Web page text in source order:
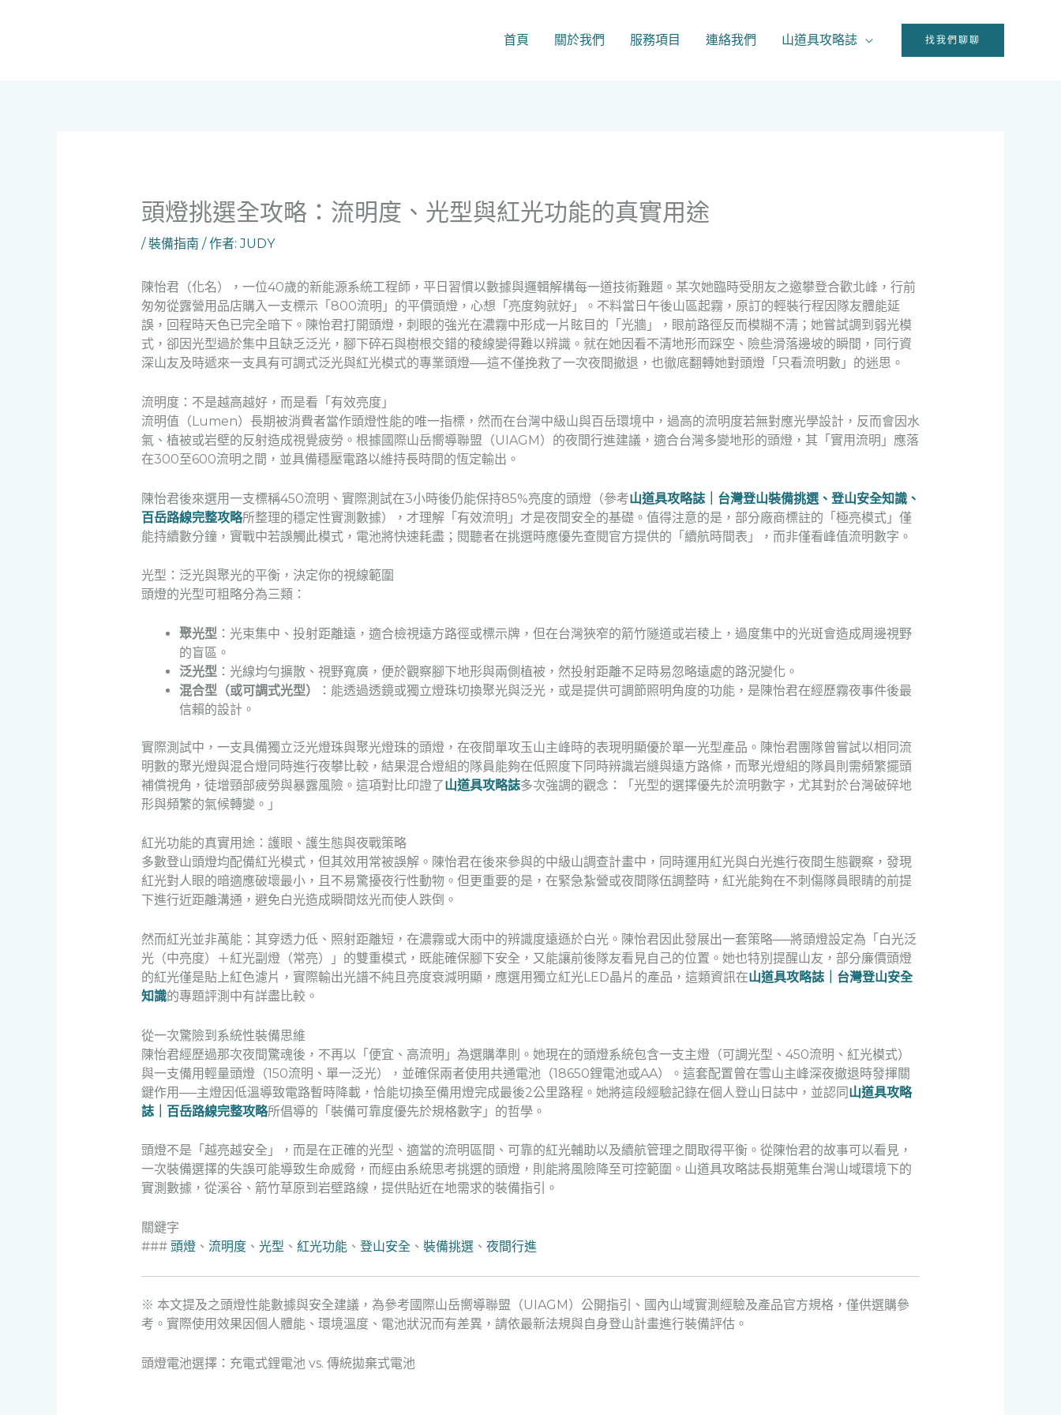
首頁 關於我們 服務項目 連絡我們 山道具攻略誌 找我們聊聊
頭燈挑選全攻略：流明度、光型與紅光功能的真實用途
/裝備指南 / 作者:JUDY
陳怡君（化名），一位40歲的新能源系統工程師，平日習慣以數據與邏輯解構每一道技術難題。某次她臨時受朋友之邀攀登合歡北峰，行前
匆匆從露營用品店購入一支標示「800流明」的平價頭燈，心想「亮度夠就好」。不料當日午後山區起霧，原訂的輕裝行程因隊友體能延
誤，回程時天色已完全暗下。陳怡君打開頭燈，刺眼的強光在濃霧中形成一片眩目的「光牆」，眼前路徑反而模糊不清；她嘗試調到弱光模
式，卻因光型過於集中且缺乏泛光，腳下碎石與樹根交錯的稜線變得難以辨識。就在她因看不清地形而踩空、險些滑落邊坡的瞬間，同行資
深山友及時遞來一支具有可調式泛光與紅光模式的專業頭燈──這不僅挽救了一次夜間撤退，也徹底翻轉她對頭燈「只看流明數」的迷思。
流明度：不是越高越好，而是看「有效亮度」
流明值（Lumen）長期被消費者當作頭燈性能的唯一指標，然而在台灣中級山與百岳環境中，過高的流明度若無對應光學設計，反而會因水
氣、植被或岩壁的反射造成視覺疲勞。根據國際山岳嚮導聯盟（UIAGM）的夜間行進建議，適合台灣多變地形的頭燈，其「實用流明」應落
在300至600流明之間，並具備穩壓電路以維持長時間的恆定輸出。
陳怡君後來選用一支標稱450流明、實際測試在3小時後仍能保持85%亮度的頭燈（參考山道具攻略誌｜台灣登山裝備挑選、登山安全知識、
百岳路線完整攻略所整理的穩定性實測數據），才理解「有效流明」才是夜間安全的基礎。值得注意的是，部分廠商標註的「極亮模式」僅
能持續數分鐘，實戰中若誤觸此模式，電池將快速耗盡；閱聽者在挑選時應優先查閱官方提供的「續航時間表」，而非僅看峰值流明數字。
光型：泛光與聚光的平衡，決定你的視線範圍
頭燈的光型可粗略分為三類：
聚光型：光束集中、投射距離遠，適合檢視遠方路徑或標示牌，但在台灣狹窄的箭竹隧道或岩稜上，過度集中的光斑會造成周邊視野
的盲區。
泛光型：光線均勻擴散、視野寬廣，便於觀察腳下地形與兩側植被，然投射距離不足時易忽略遠處的路況變化。
混合型（或可調式光型）
：能透過透鏡或獨立燈珠切換聚光與泛光，或是提供可調節照明角度的功能，是陳怡君在經歷霧夜事件後最
信賴的設計。
實際測試中，一支具備獨立泛光燈珠與聚光燈珠的頭燈，在夜間單攻玉山主峰時的表現明顯優於單一光型產品。陳怡君團隊曾嘗試以相同流
明數的聚光燈與混合燈同時進行夜攀比較，結果混合燈組的隊員能夠在低照度下同時辨識岩縫與遠方路條，而聚光燈組的隊員則需頻繁擺頭
補償視角，徒增頸部疲勞與暴露風險。這項對比印證了山道具攻略誌多次強調的觀念：「光型的選擇優先於流明數字，尤其對於台灣破碎地
形與頻繁的氣候轉變。」
紅光功能的真實用途：護眼、護生態與夜戰策略
多數登山頭燈均配備紅光模式，但其效用常被誤解。陳怡君在後來參與的中級山調查計畫中，同時運用紅光與白光進行夜間生態觀察，發現
紅光對人眼的暗適應破壞最小，且不易驚擾夜行性動物。但更重要的是，在緊急紮營或夜間隊伍調整時，紅光能夠在不刺傷隊員眼睛的前提
下進行近距離溝通，避免白光造成瞬間炫光而使人跌倒。
然而紅光並非萬能：其穿透力低、照射距離短，在濃霧或大雨中的辨識度遠遜於白光。陳怡君因此發展出一套策略──將頭燈設定為「白光泛
光（中亮度）＋紅光副燈（常亮）」的雙重模式，既能確保腳下安全，又能讓前後隊友看見自己的位置。她也特別提醒山友，部分廉價頭燈
的紅光僅是貼上紅色濾片，實際輸出光譜不純且亮度衰減明顯，應選用獨立紅光LED晶片的產品，這類資訊在山道具攻略誌｜台灣登山安全
知識的專題評測中有詳盡比較。
從一次驚險到系統性裝備思維
陳怡君經歷過那次夜間驚魂後，不再以「便宜、高流明」為選購準則。她現在的頭燈系統包含一支主燈（可調光型、450流明、紅光模式）
與一支備用輕量頭燈（150流明、單一泛光），並確保兩者使用共通電池（18650鋰電池或AA）。這套配置曾在雪山主峰深夜撤退時發揮關
鍵作用──主燈因低溫導致電路暫時降載，恰能切換至備用燈完成最後2公里路程。她將這段經驗記錄在個人登山日誌中，並認同山道具攻略
誌｜百岳路線完整攻略所倡導的「裝備可靠度優先於規格數字」的哲學。
頭燈不是「越亮越安全」，而是在正確的光型、適當的流明區間、可靠的紅光輔助以及續航管理之間取得平衡。從陳怡君的故事可以看見，
一次裝備選擇的失誤可能導致生命威脅，而經由系統思考挑選的頭燈，則能將風險降至可控範圍。山道具攻略誌長期蒐集台灣山域環境下的
實測數據，從溪谷、箭竹草原到岩壁路線，提供貼近在地需求的裝備指引。
關鍵字
### 頭燈、 流明度、 光型 、 紅光功能 、 登山安全 、 裝備挑選、 夜間行進
※ 本文提及之頭燈性能數據與安全建議，為參考國際山岳嚮導聯盟（UIAGM）公開指引、國內山域實測經驗及產品官方規格，僅供選購參
考。實際使用效果因個人體能、環境溫度、電池狀況而有差異，請依最新法規與自身登山計畫進行裝備評估。
頭燈電池選擇：充電式鋰電池 vs. 傳統拋棄式電池